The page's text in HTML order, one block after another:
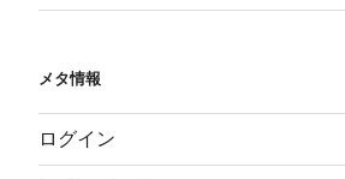
メタ情報
ログイン